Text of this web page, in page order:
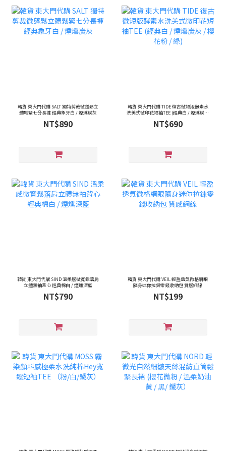
韓貨 東大門代購 SALT 獨特剪裁微蓬鬆立
體鬆緊七分長褲 經典象牙白 / 煙燻炭灰
NT$890
韓貨 東大門代購 TIDE 復古微短版酵素水
洗美式微印花短袖TEE (經典白 / 煙燻炭灰
/ 櫻花粉 / 綠)
NT$690
韓貨 東大門代購 SIND 溫柔感微寬鬆落肩
立體無袖背心 經典棉白 / 煙燻深藍
NT$790
韓貨 東大門代購 VEIL 輕盈透氣微格網眼
隨身迷你拉鍊零錢收納包 質感網線
NT$199